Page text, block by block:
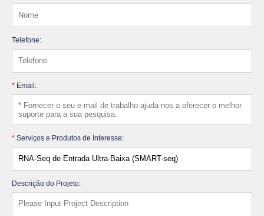
Telefone:
* Email:
* Serviços e Produtos de Interesse:
Descrição do Projeto: